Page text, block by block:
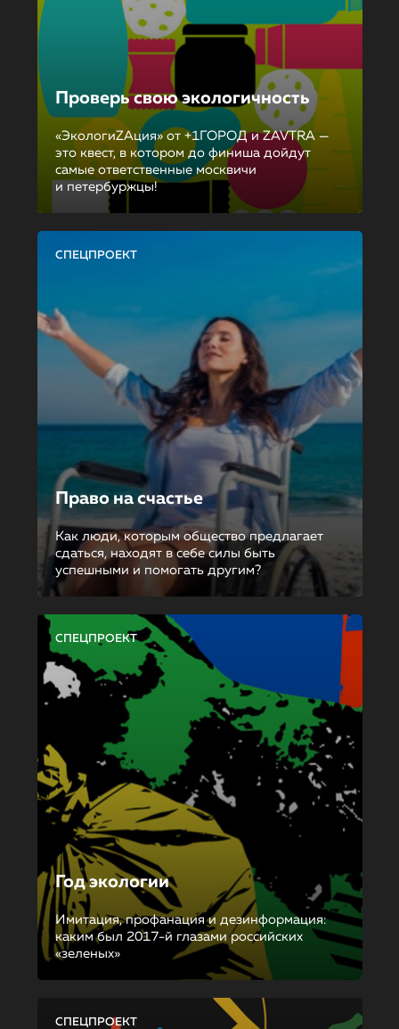
Проверь свою экологичность
«ЭкологиZAция» от +1ГОРОД и ZAVTRA —
это квест, в котором до финиша дойдут
самые ответственные москвичи
и петербуржцы!
СПЕЦПРОЕКТ
Право на счастье
Как люди, которым общество предлагает
сдаться, находят в себе силы быть
успешными и помогать другим?
СПЕЦПРОЕКТ
Год экологии
Имитация, профанация и дезинформация:
каким был 2017-й глазами российских
«зеленых»
СПЕЦПРОЕКТ